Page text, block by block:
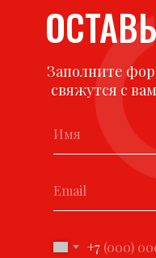
Заполните
свяжутся с
+7